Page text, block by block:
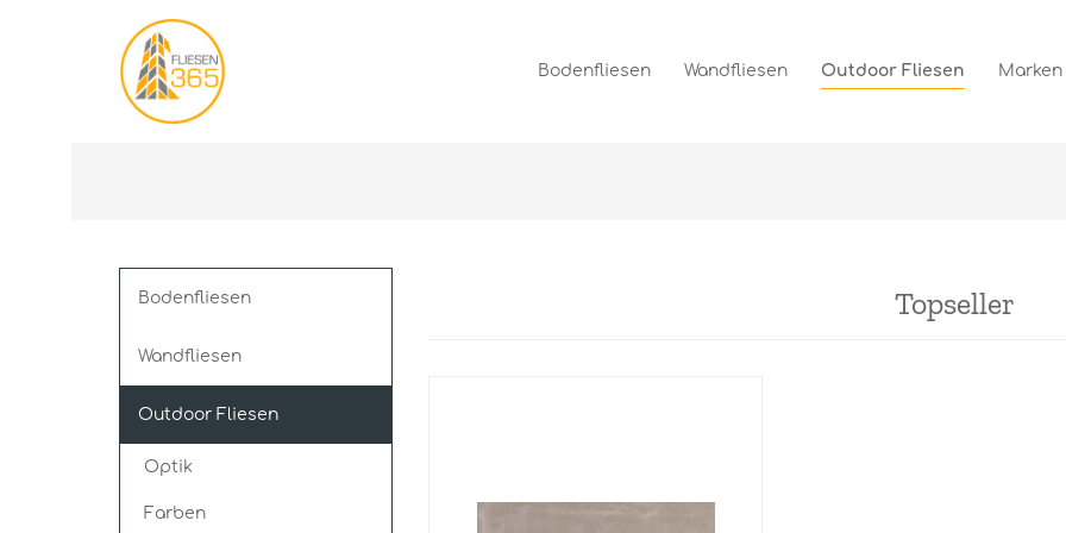
Bodenfliesen Wandfliesen Outdoor Fliesen Marken
Bodenfliesen
Wandfliesen
Outdoor Fliesen
Optik
Farben
Topseller